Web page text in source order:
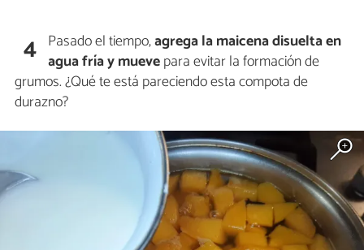
4 Pasado el tiempo,agrega la maicena disuelta en
agua fría y muevepara evitar la formación de
grumos. ¿Qué te está pareciendo esta compota de
durazno?